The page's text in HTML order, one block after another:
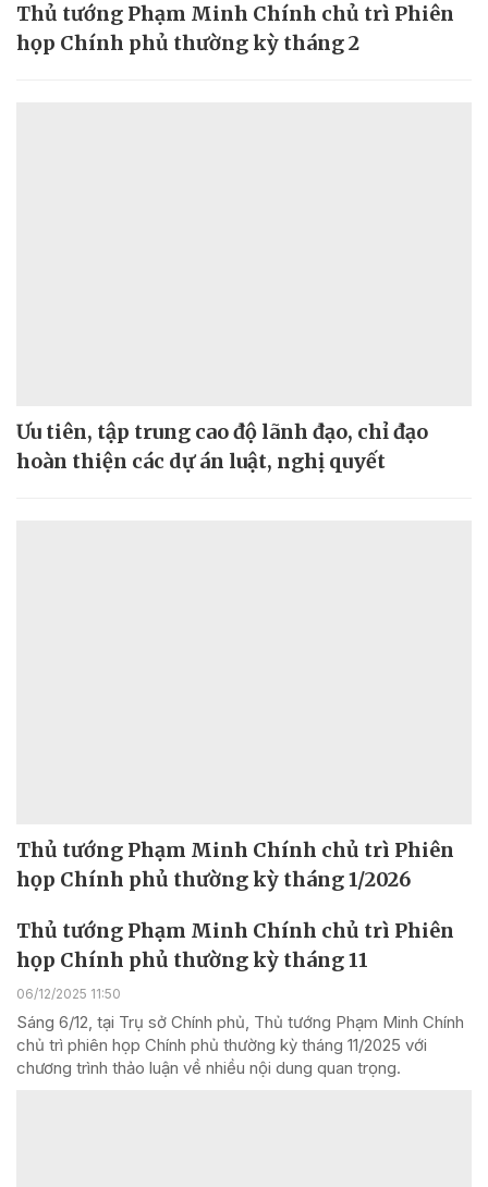
Thủ tướng Phạm Minh Chính chủ trì Phiên
họp Chính phủ thường kỳ tháng 2
Ưu tiên, tập trung cao độ lãnh đạo, chỉ đạo
hoàn thiện các dự án luật, nghị quyết
Thủ tướng Phạm Minh Chính chủ trì Phiên
họp Chính phủ thường kỳ tháng 1/2026
Thủ tướng Phạm Minh Chính chủ trì Phiên
họp Chính phủ thường kỳ tháng 11
06/12/2025 11:50
Sáng 6/12, tại Trụ sở Chính phủ, Thủ tướng Phạm Minh Chính
chủ trì phiên họp Chính phủ thường kỳ tháng 11/2025 với
chương trình thảo luận về nhiều nội dung quan trọng.